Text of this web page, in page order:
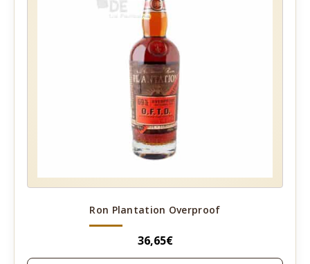
Ron Plantation Overproof
36,65€